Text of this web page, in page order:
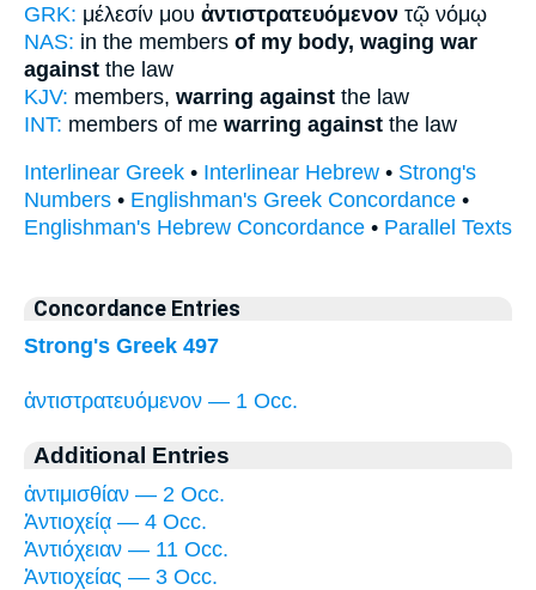
GRK: μέλεσίν μου ἀντιστρατευόμενον τῷ νόμῳ
NAS: in the members of my body, waging war
against the law
KJV: members, warring against the law
INT: members of me warring against the law
Interlinear Greek • Interlinear Hebrew • Strong's
Numbers • Englishman's Greek Concordance •
Englishman's Hebrew Concordance • Parallel Texts
Concordance Entries
Strong's Greek 497
ἀντιστρατευόμενον — 1 Occ.
Additional Entries
ἀντιμισθίαν — 2 Occ.
Ἀντιοχείᾳ — 4 Occ.
Ἀντιόχειαν — 11 Occ.
Ἀντιοχείας — 3 Occ.